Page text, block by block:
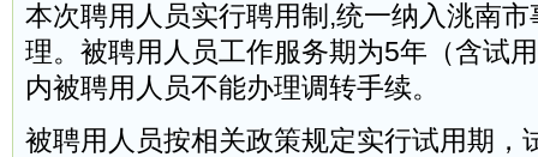
本次聘用人员实行聘用制,统一纳入洮南
理。被聘用人员工作服务期为5年（含试
内被聘用人员不能办理调转手续。
被聘用人员按相关政策规定实行试用期，